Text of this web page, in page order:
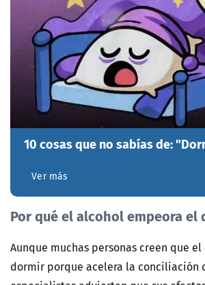
10 cosas que no sabías de:
Ver más
Por quéel alcohol empeora el
Aunque muchas personas creen que
dormir porque acelera la conciliación